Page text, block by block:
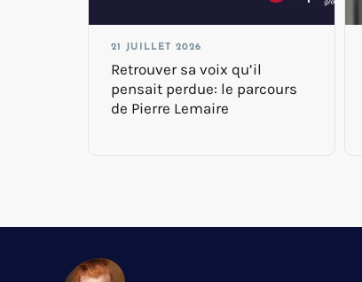
21 JUILLET 2026
Retrouver sa voix qu’il
pensait perdue: le parcours
de Pierre Lemaire